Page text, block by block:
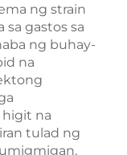
ng strain
gastos sa
ng buhay-
na
higit na
tulad ng